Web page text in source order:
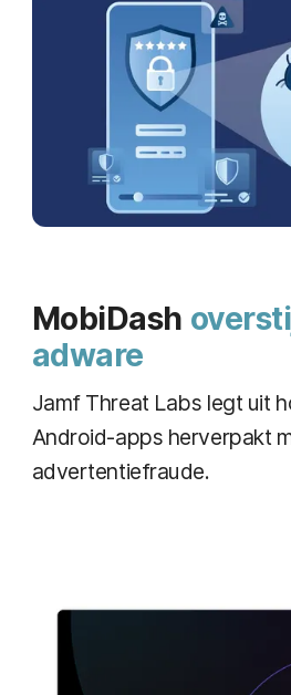
MobiDash
adware
Jamf Threat Labs legt uit
Android-apps herverpakt
advertentiefraude.